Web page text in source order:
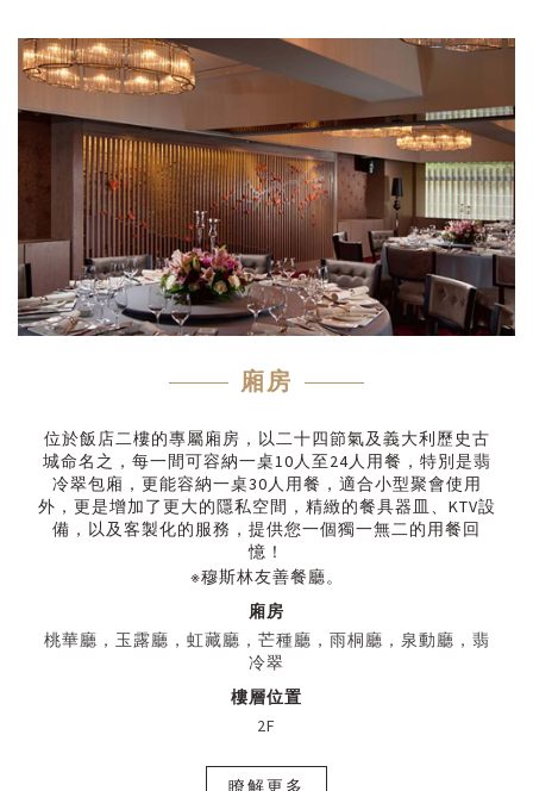
廂房
位於飯店二樓的專屬廂房，以二十四節氣及義大利歷史古
城命名之，每一間可容納一桌10人至24人用餐，特別是翡
冷翠包廂，更能容納一桌30人用餐，適合小型聚會使用
外，更是增加了更大的隱私空間，精緻的餐具器皿、KTV設
備，以及客製化的服務，提供您一個獨一無二的用餐回
憶！
※穆斯林友善餐廳。
廂房
桃華廳，玉露廳，虹藏廳，芒種廳，雨桐廳，泉動廳，翡
冷翠
樓層位置
2F
瞭解更多